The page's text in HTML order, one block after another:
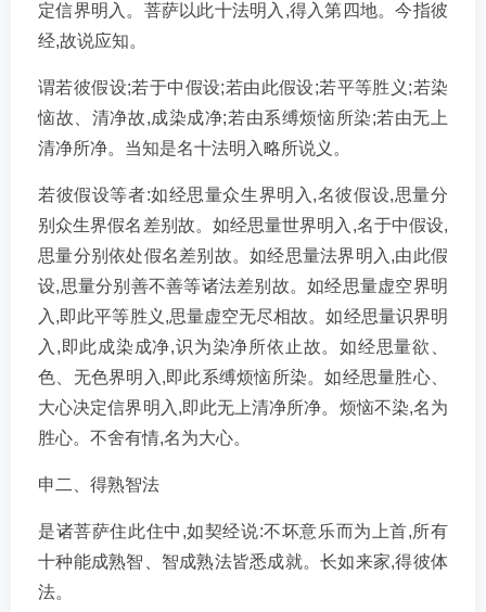
定信界明入。菩萨以此十法明入,得入第四地。今指彼
经,故说应知。
谓若彼假设;若于中假设;若由此假设;若平等胜义;若染
恼故、清净故,成染成净;若由系缚烦恼所染;若由无上
清净所净。当知是名十法明入略所说义。
若彼假设等者:如经思量众生界明入,名彼假设,思量分
别众生界假名差别故。如经思量世界明入,名于中假设,
思量分别依处假名差别故。如经思量法界明入,由此假
设,思量分别善不善等诸法差别故。如经思量虚空界明
入,即此平等胜义,思量虚空无尽相故。如经思量识界明
入,即此成染成净,识为染净所依止故。如经思量欲、
色、无色界明入,即此系缚烦恼所染。如经思量胜心、
大心决定信界明入,即此无上清净所净。烦恼不染,名为
胜心。不舍有情,名为大心。
申二、得熟智法
是诸菩萨住此住中,如契经说:不坏意乐而为上首,所有
十种能成熟智、智成熟法皆悉成就。长如来家,得彼体
法。